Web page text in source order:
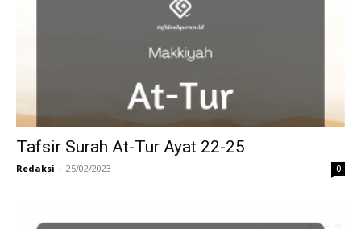
Tafsir Surah At-Tur Ayat 22-25
Redaksi - 25/02/2023 0